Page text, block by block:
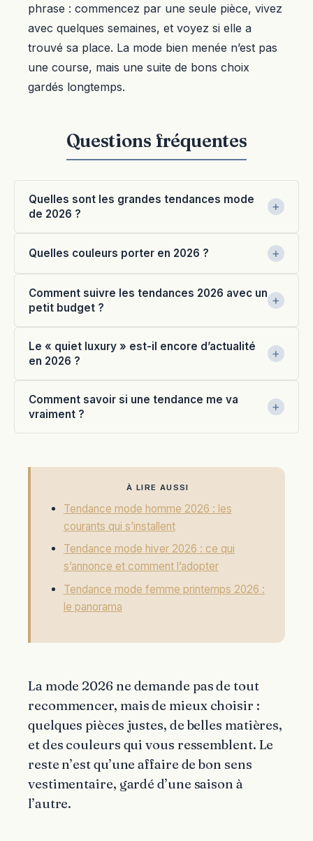
phrase : commencez par une seule pièce, vivez
avec quelques semaines, et voyez si elle a
trouvé sa place. La mode bien menée n’est pas
une course, mais une suite de bons choix
gardés longtemps.
Quelles sont les grandes tendances mode
de 2026 ?
Quelles couleurs porter en 2026 ?
Comment suivre les tendances 2026 avec un
petit budget ?
Le « quiet luxury » est-il encore d’actualité
en 2026 ?
Comment savoir si une tendance me va
vraiment ?
À LIRE AUSSI
Tendance mode homme 2026 : les
courants qui s’installent
Tendance mode hiver 2026 : ce qui
s’annonce et comment l’adopter
Tendance mode femme printemps 2026 :
le panorama
La mode 2026 ne demande pas de tout
recommencer, mais de mieux choisir :
quelques pièces justes, de belles matières,
et des couleurs qui vous ressemblent. Le
reste n’est qu’une affaire de bon sens
vestimentaire, gardé d’une saison à
l’autre.